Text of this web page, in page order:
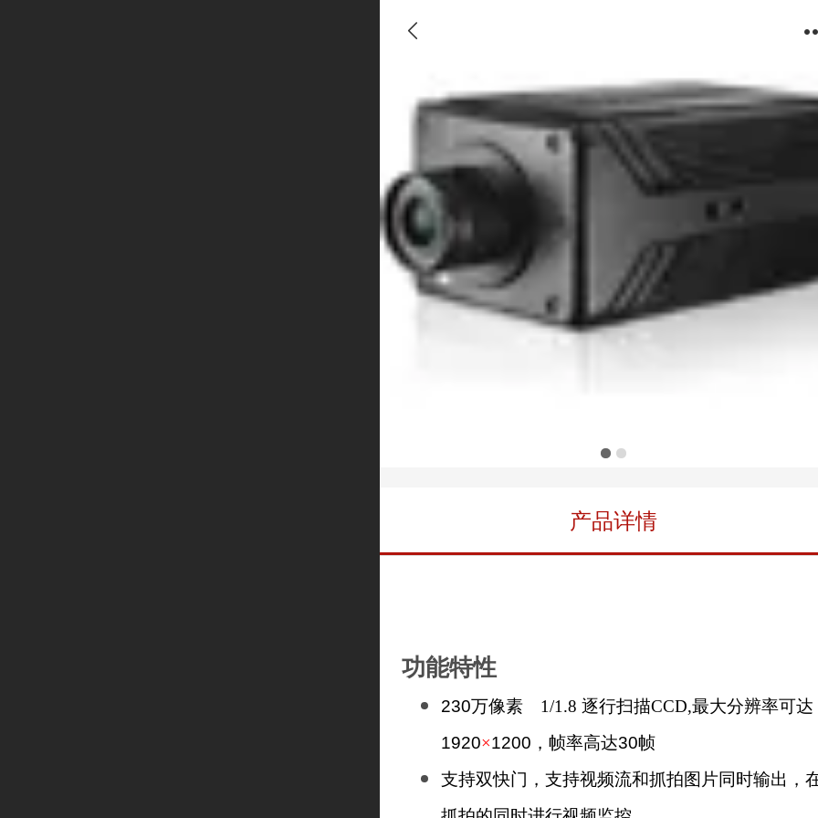
产品详情
功能特性
230万像素 1/1.8 逐行扫描CCD,最大分辨率可达
1920×1200 ，帧率高达30帧
支持双快门 ，支持视频流和抓拍图片同时输出，